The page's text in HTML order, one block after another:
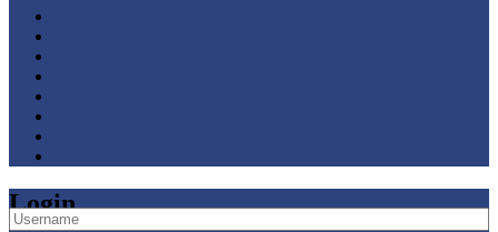
Login